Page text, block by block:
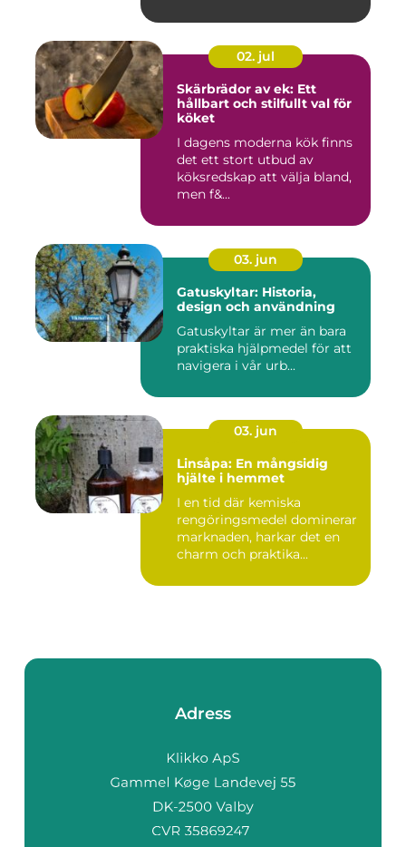
02. jul
Skärbrädor av ek: Ett
hållbart och stilfullt val för
köket
I dagens moderna kök finns
det ett stort utbud av
köksredskap att välja bland,
men f&...
03. jun
Gatuskyltar: Historia,
design och användning
Gatuskyltar är mer än bara
praktiska hjälpmedel för att
navigera i vår urb...
03. jun
Linsåpa: En mångsidig
hjälte i hemmet
I en tid där kemiska
rengöringsmedel dominerar
marknaden, harkar det en
charm och praktika...
Adress